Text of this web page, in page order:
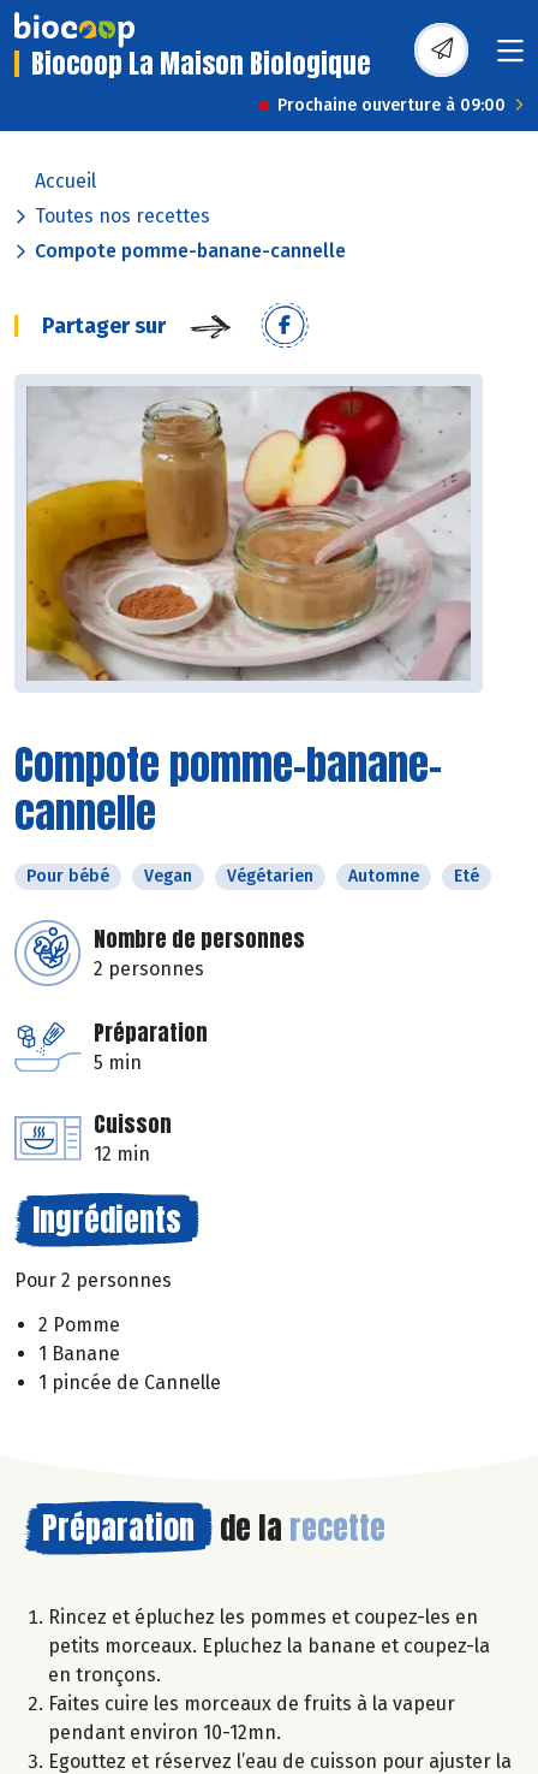
Biocoop La Maison Biologique
Prochaine ouverture à 09:00
Accueil
Toutes nos recettes
Compote pomme-banane-cannelle
Partager sur
Compote pomme-banane-
cannelle
Pour bébé Vegan Végétarien Automne Eté
Nombre de personnes
2 personnes
Préparation
5 min
Cuisson
12 min
Ingrédients
Pour 2 personnes
2 Pomme
1 Banane
1 pincée de Cannelle
Préparation de la recette
Rincez et épluchez les pommes et coupez-les en
petits morceaux. Epluchez la banane et coupez-la
en tronçons.
Faites cuire les morceaux de fruits à la vapeur
pendant environ 10-12mn.
Egouttez et réservez l’eau de cuisson pour ajuster la